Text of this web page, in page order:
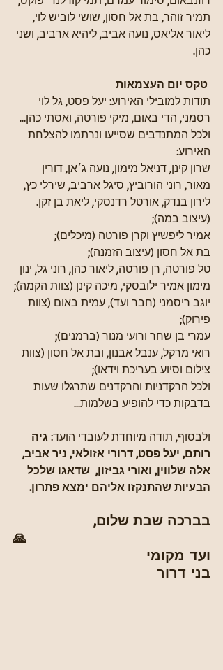
תמיר זוהר, בת אל חסון, שושי לוביש לוי,
ליאור אליאס, נועה אביב, ליהיא ארביב, ושני
כהן.
תודות למובילי האירוע: יעל פסט, גל לוי
רסמני, הדי באום, מיקי פורטה, ואסתי כהן...
ולכל המתנדבים שסייעו ונרתמו להצלחת
האירוע:
שרון קינן, דניאל מימון, נועה ג׳אן, דורין
מאור, רוני הורוביץ, סיגל ארביב, שירלי כץ,
לירון בנדק, אורטל רדנסקי, ליאת בן זקן.
(עיצוב במה);
אמיר ליפשיץ וקרן פורטה (מיכלים);
בת אל חסון (עיצוב הזמנה);
טל פורטה, רן פורטה, ליאור כהן, רוני גל, ינון
מימון אמיר ילובסקי, מיכה קינן (צוות הקמה);
יוגב ריסמני (חבר ועד), עמית באום (צוות
פירוק);
עמרי בן שחר ורועי מנור (ברמנים);
רואי מרקל, ענבל אבנון, ובת אל חסון (צוות
צילום וסיוע בעריכת וידאו);
ולכל הרקדניות והרקדנים שתרגלו שעות
בדבקות כדי להופיע בשלמות...
ולבסוף, תודה מיוחדת לעובדי הועד: גיה
רותם, יעל פסט, דרורי אזולאי, ניר אביב,
אלה שלווין, ואורי גביזון,  שדאגו שלכל
הבעיות שהתנקזו אליהם ימצא פתרון.
בברכה שבת שלום,
🙏
ועד מקומי
בני דרור